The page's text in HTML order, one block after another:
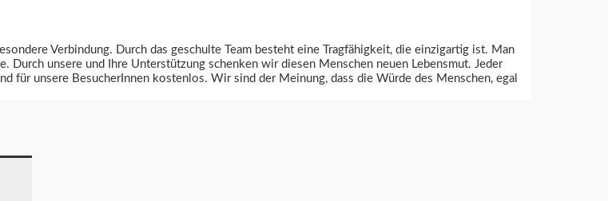
Verbindung. Durch das geschulte Team besteht eine Tragfähigkeit, die einzigartig ist. Man
unsere und Ihre Unterstützung schenken wir diesen Menschen neuen Lebensmut. Jeder
für unsere BesucherInnen kostenlos. Wir sind der Meinung, dass die Würde des Menschen, egal